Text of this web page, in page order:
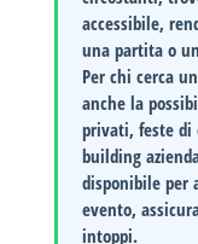
accessibile,
una partita o
Per chi cerca
anche la
privati, feste di
building
disponibile per
evento,
intoppi.